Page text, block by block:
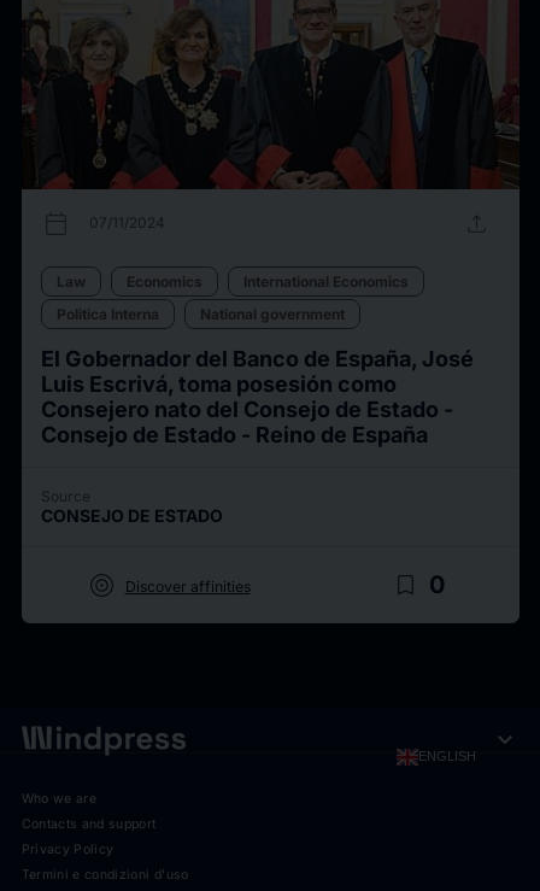
calendar_today 07/11/2024 upload
Law Economics
International Economics
Politica Interna
National government
El Gobernador del Banco de España, José
Luis Escrivá, toma posesión como
Consejero nato del Consejo de Estado -
Consejo de Estado - Reino de España
Source
CONSEJO DE ESTADO
target Discover affinities bookmark_border 0
ENGLISH expand_more
Who we are
Contacts and support
Privacy Policy
Termini e condizioni d'uso